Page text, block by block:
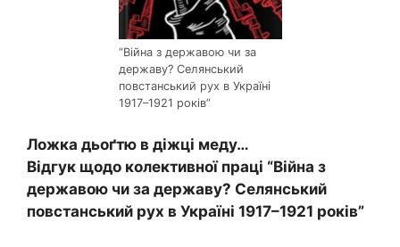
“Війна з державою чи за
державу? Селянський
повстанський рух в Україні
1917–1921 років”
Ложка дьоґтю в діжці меду…
Відгук щодо колективної праці “Війна з
державою чи за державу? Селянський
повстанський рух в Україні 1917–1921 років”